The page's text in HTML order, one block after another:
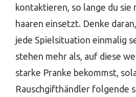
kontaktieren, so lange du sie
haaren einsetzt. Denke
jede Spielsituation einmalig
stehen mehr als, auf diese
starke Pranke bekommst,
Rauschgifthändler folgende